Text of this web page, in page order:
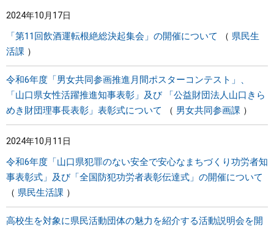
2024年10月17日
「第11回飲酒運転根絶総決起集会」の開催について
県民生
活課
令和6年度「男女共同参画推進月間ポスターコンテスト」、
「山口県女性活躍推進知事表彰」及び 「公益財団法人山口きら
めき財団理事長表彰」表彰式について
男女共同参画課
2024年10月11日
令和6年度「山口県犯罪のない安全で安心なまちづくり功労者知
事表彰式」及び「全国防犯功労者表彰伝達式」の開催について
県民生活課
高校生を対象に県民活動団体の魅力を紹介する活動説明会を開